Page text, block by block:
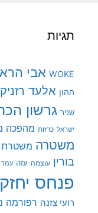
תגיות
WOKE אבי
ההון אלעד רזניק
שניר גרשון
ישראל כרזות מהפכה
משטרה משטרת
בורין עוצמה עזה עמר
פנחס
רועי צזנה רפורמה